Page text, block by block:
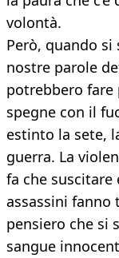
volontà.
Però, quando
nostre parole
potrebbero fare
spegne con il
estinto la sete,
guerra. La
fa che
assassini fanno
pensiero che si
sangue